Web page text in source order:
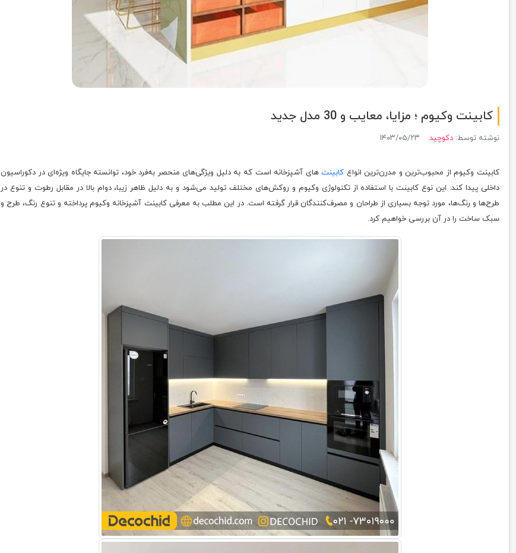
کابینت وکیوم ؛ مزایا، معایب و 30 مدل جدید
نوشته توسط: دکوچید ۱۴۰۳/۰۵/۲۳
کابینت وکیوم از محبوب‌ترین و مدرن‌ترین انواع کابینت‌های آشپزخانه است که به دلیل ویژگی‌های منحصر به‌فرد خود، توانسته جایگاه ویژه‌ای در دکوراسیون
داخلی پیدا کند. این نوع کابینت با استفاده از تکنولوژی وکیوم و روکش‌های مختلف تولید می‌شود و به دلیل ظاهر زیبا، دوام بالا در مقابل رطوت و تنوع در
طرح‌ها و رنگ‌ها، مورد توجه بسیاری از طراحان و مصرف‌کنندگان قرار گرفته است. در این مطلب به معرفی کابینت آشپزخانه وکیوم پرداخته و تنوع رنگ، طرح و
سبک ساخت را در آن بررسی خواهیم کرد.